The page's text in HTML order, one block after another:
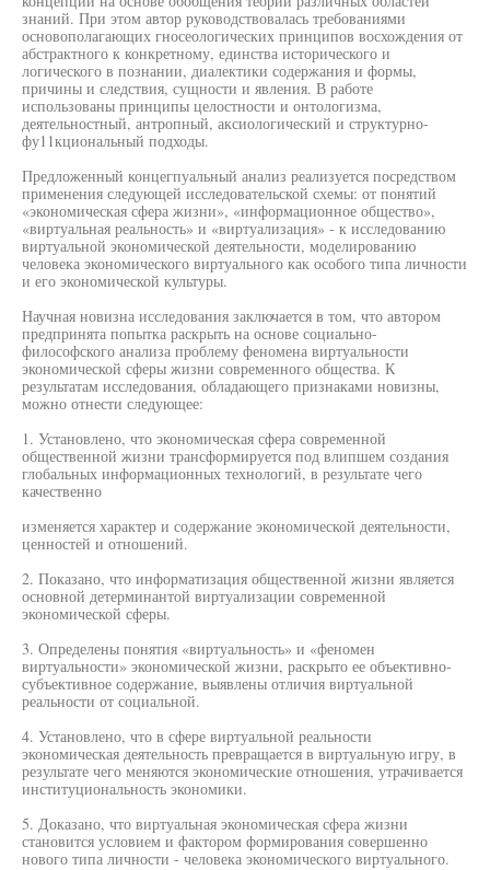
знаний. При этом автор руководствовалась требованиями
основополагающих гносеологических принципов восхождения от
абстрактного к конкретному, единства исторического и
логического в познании, диалектики содержания и формы,
причины и следствия, сущности и явления. В работе
использованы принципы целостности и онтологизма,
деятельностный, антропный, аксиологический и структурно-
фу11кциональный подходы.
Предложенный концегпуальный анализ реализуется посредством
применения следующей исследовательской схемы: от понятий
«экономическая сфера жизни», «информационное общество»,
«виртуальная реальность» и «виртуализация» - к исследованию
виртуальной экономической деятельности, моделированию
человека экономического виртуального как особого типа личности
и его экономической культуры.
Научная новизна исследования заключается в том, что автором
предпринята попытка раскрыть на основе социально-
философского анализа проблему феномена виртуальности
экономической сферы жизни современного общества. К
результатам исследования, обладающего признаками новизны,
можно отнести следующее:
1. Установлено, что экономическая сфера современной
общественной жизни трансформируется под влипшем создания
глобальных информационных технологий, в результате чего
качественно
изменяется характер и содержание экономической деятельности,
ценностей и отношений.
2. Показано, что информатизация общественной жизни является
основной детерминантой виртуализации современной
экономической сферы.
3. Определены понятия «виртуальность» и «феномен
виртуальности» экономической жизни, раскрыто ее объективно-
субъективное содержание, выявлены отличия виртуальной
реальности от социальной.
4. Установлено, что в сфере виртуальной реальности
экономическая деятельность превращается в виртуальную игру, в
результате чего меняются экономические отношения, утрачивается
институциональность экономики.
5. Доказано, что виртуальная экономическая сфера жизни
становится условием и фактором формирования совершенно
нового типа личности - человека экономического виртуального.